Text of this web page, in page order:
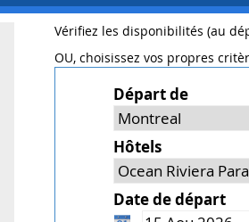
Vérifiez les disponibilités (au
OU, choisissez vos propres
Départ de
Hôtels
Date de départ